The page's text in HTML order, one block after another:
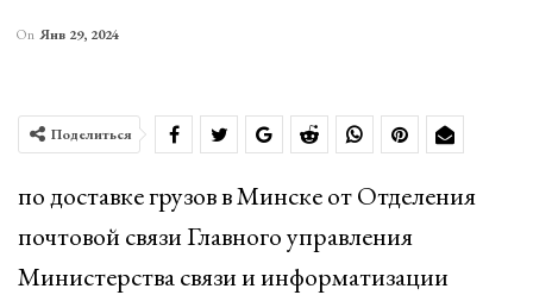
On Янв 29, 2024
Поделиться
по доставке грузов в Минске от Отделения
почтовой связи Главного управления
Министерства связи и информатизации